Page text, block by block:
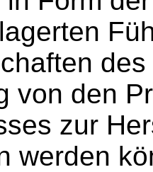
von den
zur
werden